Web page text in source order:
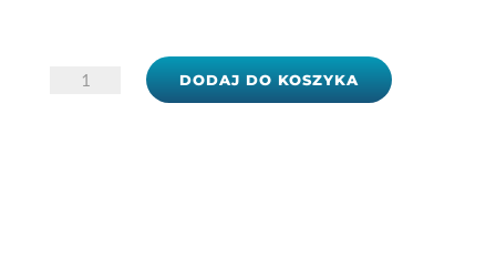
ilość
DODAJ DO KOSZYKA